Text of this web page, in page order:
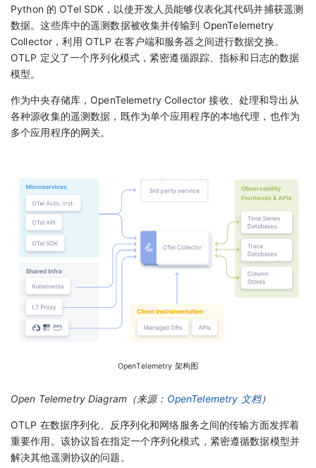
Python 的 OTel SDK，以使开发人员能够仪表化其代码并捕获遥测
数据。这些库中的遥测数据被收集并传输到 OpenTelemetry
Collector，利用 OTLP 在客户端和服务器之间进行数据交换。
OTLP 定义了一个序列化模式，紧密遵循跟踪、指标和日志的数据
模型。
作为中央存储库，OpenTelemetry Collector 接收、处理和导出从
各种源收集的遥测数据，既作为单个应用程序的本地代理，也作为
多个应用程序的网关。
OpenTelemetry 架构图
Open Telemetry Diagram（来源： OpenTelemetry 文档）
OTLP 在数据序列化、反序列化和网络服务之间的传输方面发挥着
重要作用。该协议旨在指定一个序列化模式，紧密遵循数据模型并
解决其他遥测协议的问题。